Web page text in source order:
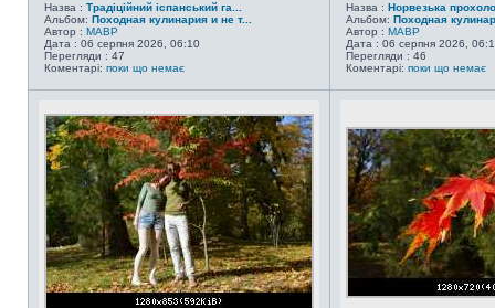
Назва : Традіційний іспанський га...
Альбом: Походная кулинария и не т...
Автор : MABP
Дата : 06 серпня 2026, 06:10
Перегляди : 47
Коментарі: поки що немає
Назва : Норвезька
Альбом: Походная
Автор : MABP
Дата : 06 серпня 2026,
Перегляди : 46
Коментарі: поки що немає